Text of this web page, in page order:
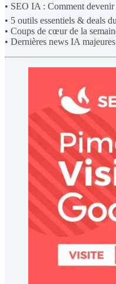
• SEO IA : Comment
• 5 outils essentiels & deals
• Coups de cœur de la
• Dernières news IA